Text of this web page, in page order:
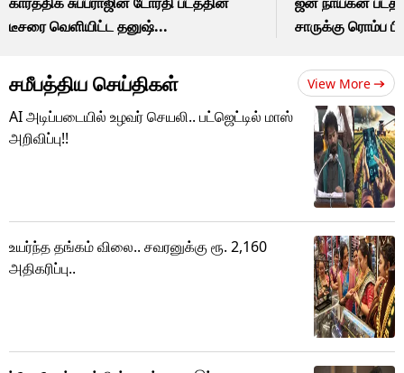
டீசரை வெளியிட்ட தனுஷ்...
சாருக்கு ரொம்ப
சமீபத்திய செய்திகள் View More
AI அடிப்படையில் உழவர் செயலி.. பட்ஜெட்டில் மாஸ்
அறிவிப்பு!!
உயர்ந்த தங்கம் விலை.. சவரனுக்கு ரூ. 2,160
அதிகரிப்பு..